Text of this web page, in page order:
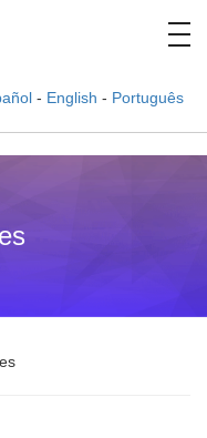
- English - Português